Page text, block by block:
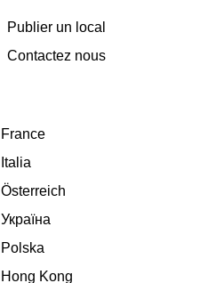
Publier un local
Contactez nous
France
Italia
Österreich
Україна
Polska
Hong Kong